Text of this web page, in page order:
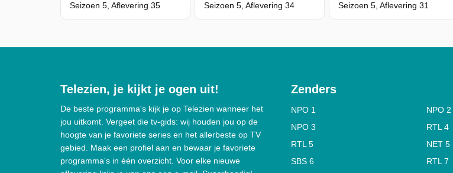
Seizoen 5, Aflevering 35 Seizoen 5, Aflevering 34 Seizoen 5, Aflevering 31
Telezien, je kijkt je ogen uit!
De beste programma's kijk je op Telezien wanneer het
jou uitkomt. Vergeet die tv-gids: wij houden jou op de
hoogte van je favoriete series en het allerbeste op TV
gebied. Maak een profiel aan en bewaar je favoriete
programma's in één overzicht. Voor elke nieuwe
Zenders
NPO 1
NPO 2
NPO 3
RTL 4
RTL 5
NET 5
SBS 6
RTL 7